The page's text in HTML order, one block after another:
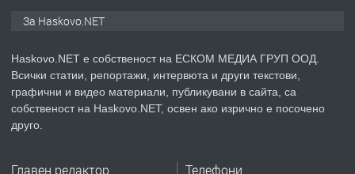
преди 3 дни
ПРЕДЛАГА
Продавам парцел в гр. Хасково кв.
За Haskovo.NET
Haskovo.NET е собственост на ЕСКОМ МЕДИА ГРУП ООД.
Всички статии, репортажи, интервюта и други текстови,
графични и видео материали, публикувани в сайта, са
собственост на Haskovo.NET, освен ако изрично е посочено
друго.
Главен редактор Телефони